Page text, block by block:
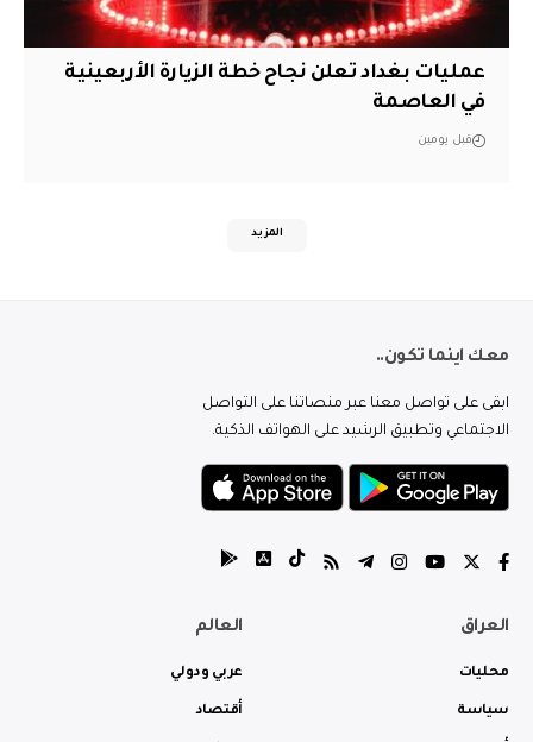
عمليات بغداد تعلن نجاح خطة الزيارة الأربعينية
في العاصمة
قبل يومين
المزيد
معك اينما تكون..
ابقى على تواصل معنا عبر منصاتنا على التواصل
الاجتماعي وتطبيق الرشيد على الهواتف الذكية.
العراق
محليات
سياسة
العالم
عربي ودولي
أقتصاد